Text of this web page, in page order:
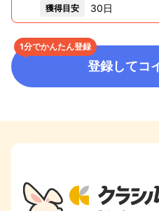
獲得目安 30日
1分でかんたん登録
登録してコ